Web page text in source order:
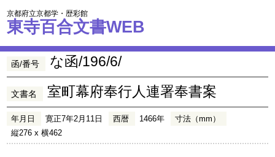
京都府立京都学・歴彩館
東寺百合文書WEB
函/番号 な函/196/6/
文書名 室町幕府奉行人連署奉書案
年月日 寛正7年2月11日 西暦 1466年
寸法（mm）
縦276 x 横462